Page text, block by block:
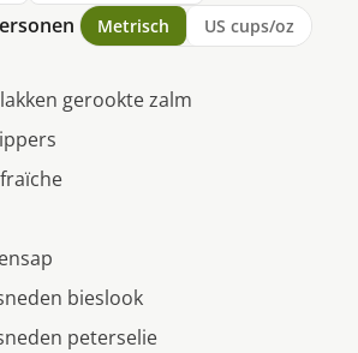
Metrisch US cups/oz
gerookte zalm
bieslook
peterselie